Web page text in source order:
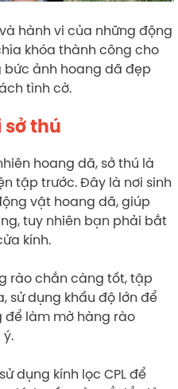
hành vi của những động
khóa thành công cho
bức ảnh hoang dã đẹp
tình cờ.
thú
hoang dã, sở thú là
tập trước. Đây là nơi sinh
vật hoang dã, giúp
tuy nhiên bạn phải bắt
kính.
rào chắn càng tốt, tập
sử dụng khẩu độ lớn để
để làm mờ hàng rào
dụng kính lọc CPL để